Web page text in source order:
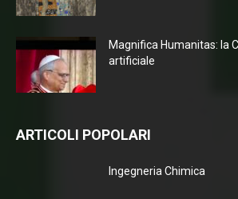
Magnifica Humanitas: la
artificiale
ARTICOLI POPOLARI
Ingegneria Chimica